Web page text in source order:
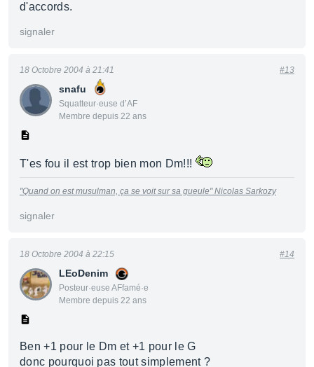
d'accords.
signaler
snafu
Squatteur·euse d’AF
Membre depuis 22 ans
18 Octobre 2004 à 21:41 #13
T'es fou il est trop bien mon Dm!!!
"Quand on est musulman, ça se voit sur sa gueule"Nicolas Sarkozy
signaler
LEoDenim
Posteur·euse AFfamé·e
Membre depuis 22 ans
18 Octobre 2004 à 22:15 #14
Ben +1 pour le Dm et +1 pour le G
donc pourquoi pas tout simplement ?